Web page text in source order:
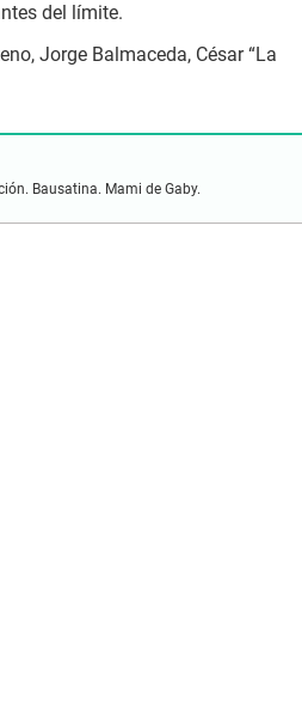
del límite.
Jorge Balmaceda, César “La
Bausatina. Mami de Gaby.